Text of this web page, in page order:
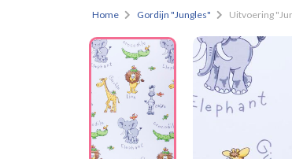
Home Gordijn "Jungles" Uitvoering